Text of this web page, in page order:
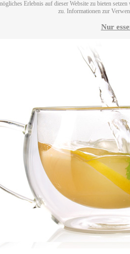
Erlebnis auf dieser Website zu bieten
zu. Informationen zur
Nur